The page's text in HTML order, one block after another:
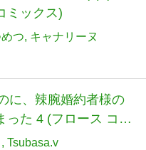
ミックス)
つ キャナリーヌ
に、辣腕婚約者様の
った 4 (フロース コミ
Tsubasa.v